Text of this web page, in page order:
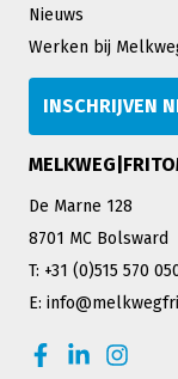
Nieuws
Werken bij
INSCHRIJVEN
De Marne 128
8701 MC Bolsward
T: +31 (0)515 570
E: